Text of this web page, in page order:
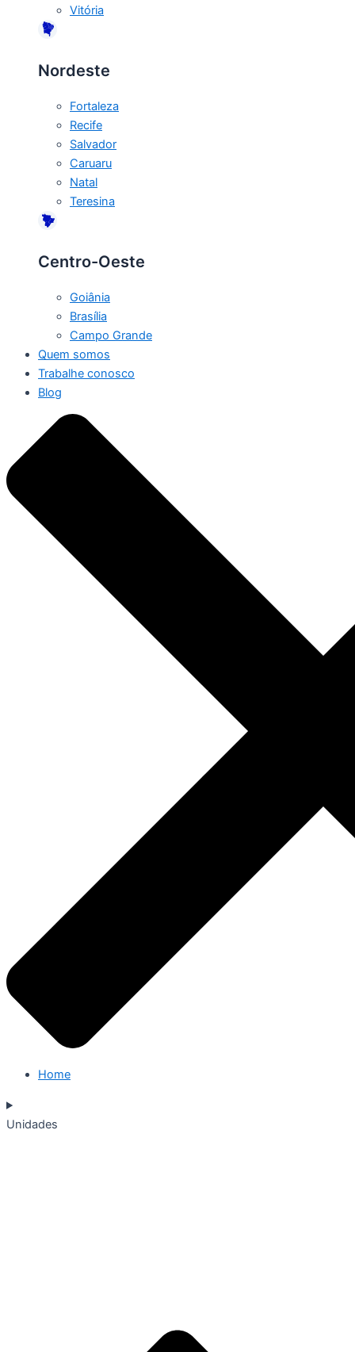
Vitória
Nordeste
Fortaleza
Recife
Salvador
Caruaru
Natal
Teresina
Centro-Oeste
Goiânia
Brasília
Campo Grande
Quem somos
Trabalhe conosco
Blog
Home
Unidades